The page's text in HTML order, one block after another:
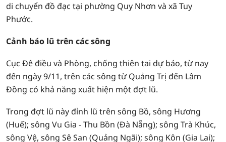
di chuyển đồ đạc tại phường Quy Nhơn và xã Tuy
Phước.
Cảnh báo lũ trên các sông
Cục Đê điều và Phòng, chống thiên tai dự báo, từ nay
đến ngày 9/11, trên các sông từ Quảng Trị đến Lâm
Đồng có khả năng xuất hiện một đợt lũ.
Trong đợt lũ này đỉnh lũ trên sông Bồ, sông Hương
(Huế); sông Vu Gia - Thu Bồn (Đà Nẵng); sông Trà Khúc,
sông Vệ, sông Sê San (Quảng Ngãi); sông Kôn (Gia Lai);